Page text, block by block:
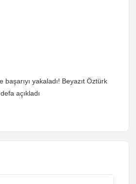
başarıyı yakaladı! Beyazıt Öztürk
açıkladı